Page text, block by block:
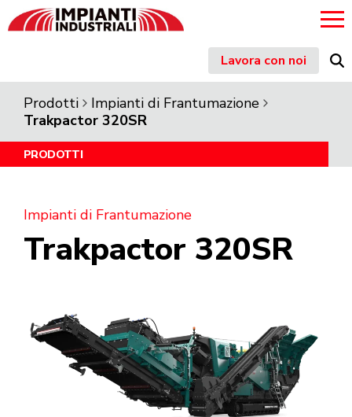
content
Lavora con noi
Prodotti
Impianti di Frantumazione
Trakpactor 320SR
PRODOTTI
Impianti di Frantumazione
Trakpactor 320SR